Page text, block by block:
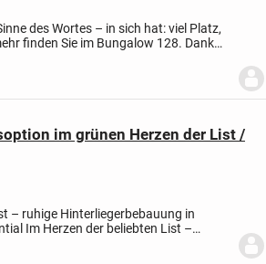
des Wortes – in sich hat: viel Platz,
finden Sie im Bungalow 128. Dank
im grünen Herzen der List /
– ruhige Hinterliegerbebauung in
Im Herzen der beliebten List –